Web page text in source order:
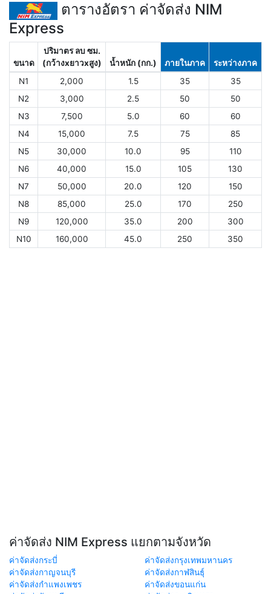
ตารางอัตรา ค่าจัดส่ง NIM
Express
ขนาด
ปริมาตร ลบ ซม.
(กว้างxยาวxสูง)
น้ำหนัก (กก.) ภายในภาค
ระหว่างภาค
N1
2,000 1.5 35
35
N2
3,000 2.5 50
50
N3
7,500 5.0 60
60
N4
15,000 7.5 75
85
N5
30,000 10.0 95
110
N6
40,000 15.0 105
130
N7
50,000 20.0 120
150
N8
85,000 25.0 170
250
N9
120,000 35.0 200
300
N10
160,000 45.0 250 350
ค่าจัดส่ง NIM Express แยกตามจังหวัด
ค่าจัดส่งกระบี่
ค่าจัดส่งกรุงเทพมหานคร
ค่าจัดส่งกาญจนบุรี
ค่าจัดส่งกาฬสินธุ์
ค่าจัดส่งกำแพงเพชร
ค่าจัดส่งขอนแก่น